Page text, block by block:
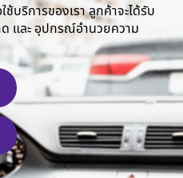
บริการของเรา ลูกค้าจะได้รับ
และ อุปกรณ์อำนวยความ